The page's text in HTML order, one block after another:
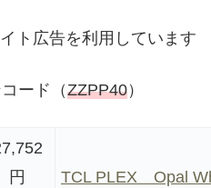
ト広告を利用しています
ード（ZZPP40）
円
TCL PLEX Opal